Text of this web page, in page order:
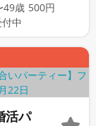
49歳 500円
中
活パ